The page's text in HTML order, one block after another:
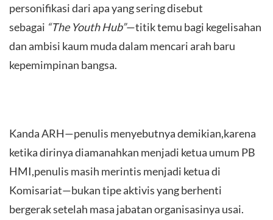
personifikasi dari apa yang sering disebut
sebagai “The Youth Hub”—titik temu bagi kegelisahan
dan ambisi kaum muda dalam mencari arah baru
kepemimpinan bangsa.
Kanda ARH—penulis menyebutnya demikian,karena
ketika dirinya diamanahkan menjadi ketua umum PB
HMI,penulis masih merintis menjadi ketua di
Komisariat—bukan tipe aktivis yang berhenti
bergerak setelah masa jabatan organisasinya usai.